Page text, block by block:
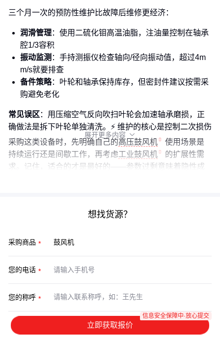
三个月一次的预防性维护比故障后维修更经济：
润滑管理：使用二硫化钼高温油脂，注油量控制在轴承
腔1/3容积
振动监测 ：手持测振仪检查轴向/径向振动值，超过4m
m/s就要排查
备件策略：叶轮和轴承保持库存，但密封件建议按需采
购避免老化
常见误区 ：用压缩空气反向吹扫叶轮会加速轴承磨损，正
确做法是拆下叶轮单独清洗。⚡️ 维护的核心是控制二次损伤
采购这类设备时，先明确自己的高压鼓风机
使用场景是
持续运行还是间歇工作，再考虑工业鼓风机
的扩展性需
求。记住，适合的才是最好的——参数过剩意味着隐性成
展开更多内容 
想找货源？
采购商品
您的电话
您的称呼
立即获取报价
信息安全保障中·放心提交